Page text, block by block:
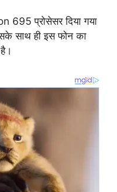
प्रोसेसर दिया गया
साथ ही इस फोन का